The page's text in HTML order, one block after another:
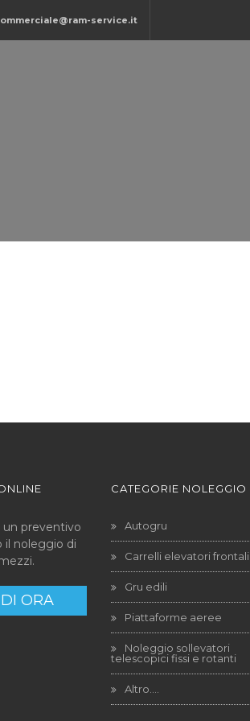
service.it
un preventivo
il noleggio di
ORA
CATEGORIE NOLEGGIO
Autogru
Carrelli elevatori frontali
Gru edili
Piattaforme aeree
Noleggio sollevatori
telescopici fissi e rotanti
Altro….